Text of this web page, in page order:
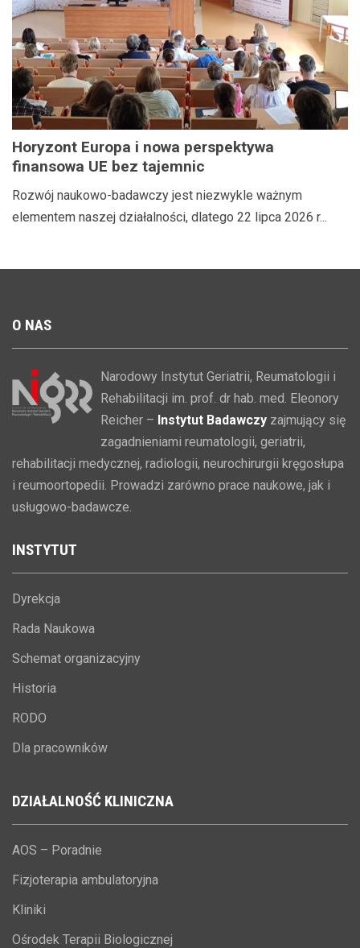
Horyzont Europa i nowa perspektywa
finansowa UE bez tajemnic
Rozwój naukowo-badawczy jest niezwykle ważnym
elementem naszej działalności, dlatego 22 lipca 2026 r...
O NAS
Narodowy Instytut Geriatrii, Reumatologii i
Rehabilitacji im. prof. dr hab. med. Eleonory
Reicher – Instytut Badawczy zajmujący się
zagadnieniami reumatologii, geriatrii,
rehabilitacji medycznej, radiologii, neurochirurgii kręgosłupa
i reumoortopedii. Prowadzi zarówno prace naukowe, jak i
usługowo-badawcze.
INSTYTUT
Dyrekcja
Rada Naukowa
Schemat organizacyjny
Historia
RODO
Dla pracowników
DZIAŁALNOŚĆ KLINICZNA
AOS – Poradnie
Fizjoterapia ambulatoryjna
Kliniki
Ośrodek Terapii Biologicznej